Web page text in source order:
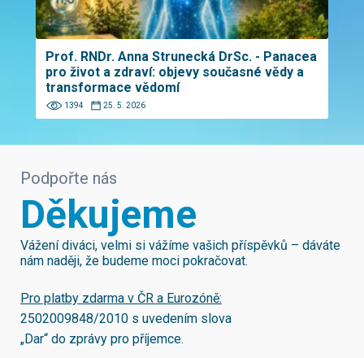
Prof. RNDr. Anna Strunecká DrSc. - Panacea
pro život a zdraví: objevy současné vědy a
transformace vědomí
1394 25. 5. 2026
Podpořte nás
Děkujeme
Vážení diváci, velmi si vážíme vašich příspěvků – dáváte
nám naději, že budeme moci pokračovat.
Pro platby zdarma v ČR a Eurozóně:
2502009848/2010 s uvedením slova
„Dar“ do zprávy pro příjemce.